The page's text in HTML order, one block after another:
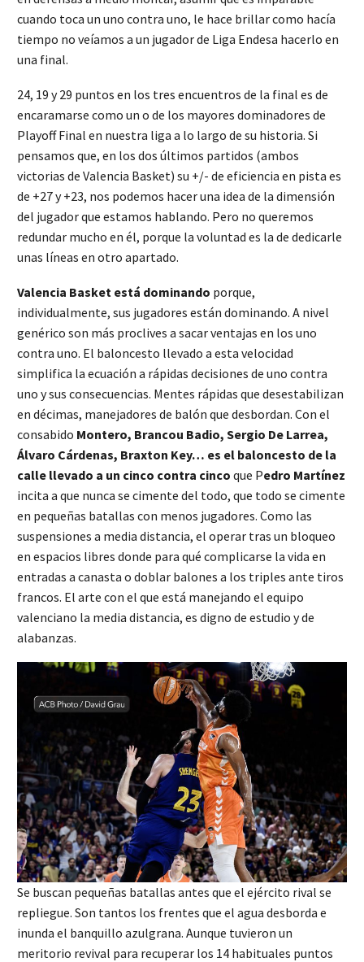
cuando toca un uno contra uno, le hace brillar como hacía
tiempo no veíamos a un jugador de Liga Endesa hacerlo en
una final.
24, 19 y 29 puntos en los tres encuentros de la final es de
encaramarse como un o de los mayores dominadores de
Playoff Final en nuestra liga a lo largo de su historia. Si
pensamos que, en los dos últimos partidos (ambos
victorias de Valencia Basket) su +/- de eficiencia en pista es
de +27 y +23, nos podemos hacer una idea de la dimensión
del jugador que estamos hablando. Pero no queremos
redundar mucho en él, porque la voluntad es la de dedicarle
unas líneas en otro apartado.
Valencia Basket está dominando porque,
individualmente, sus jugadores están dominando. A nivel
genérico son más proclives a sacar ventajas en los uno
contra uno. El baloncesto llevado a esta velocidad
simplifica la ecuación a rápidas decisiones de uno contra
uno y sus consecuencias. Mentes rápidas que desestabilizan
en décimas, manejadores de balón que desbordan. Con el
consabido Montero, Brancou Badio, Sergio De Larrea,
Álvaro Cárdenas, Braxton Key… es el baloncesto de la
calle llevado a un cinco contra cinco que Pedro Martínez
incita a que nunca se cimente del todo, que todo se cimente
en pequeñas batallas con menos jugadores. Como las
suspensiones a media distancia, el operar tras un bloqueo
en espacios libres donde para qué complicarse la vida en
entradas a canasta o doblar balones a los triples ante tiros
francos. El arte con el que está manejando el equipo
valenciano la media distancia, es digno de estudio y de
alabanzas.
Se buscan pequeñas batallas antes que el ejército rival se
repliegue. Son tantos los frentes que el agua desborda e
inunda el banquillo azulgrana. Aunque tuvieron un
meritorio revival para recuperar los 14 habituales puntos